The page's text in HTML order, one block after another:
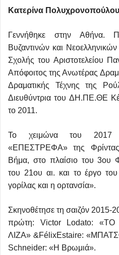
Κατερίνα Πολυχρονοπούλου
Γεννήθηκε στην Αθήνα.
Βυζαντινών και
Σχολής του Αριστοτελείου
Απόφοιτος της Ανωτέρας
Δραματικής Τέχνης της
Διευθύντρια του ΔΗ.ΠΕ.ΘΕ
το 2011.
Το χειμώνα του 2017
«ΕΠΕΣΤΡΕΦΑ» της
Βήμα, στο πλαίσιο του 3ου
του 21ου αι. και το έργο
γορίλας και η ορτανσία».
Σκηνοθέτησε τη σαιζόν 2015-
πρώτη: Victor Lodato:
ΛΙΖΑ» &FélixEstaire:
Schneider: «Η Βρωμιά».